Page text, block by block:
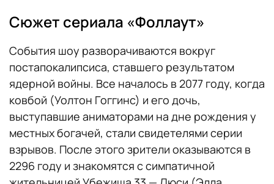
Сюжет сериала «Фоллаут»
События шоу разворачиваются вокруг
постапокалипсиса, ставшего результатом
ядерной войны. Все началось в 2077 году, когда
ковбой (Уолтон Гоггинс) и его дочь,
выступавшие аниматорами на дне рождения у
местных богачей, стали свидетелями серии
взрывов. После этого зрители оказываются в
2296 году и знакомятся с симпатичной